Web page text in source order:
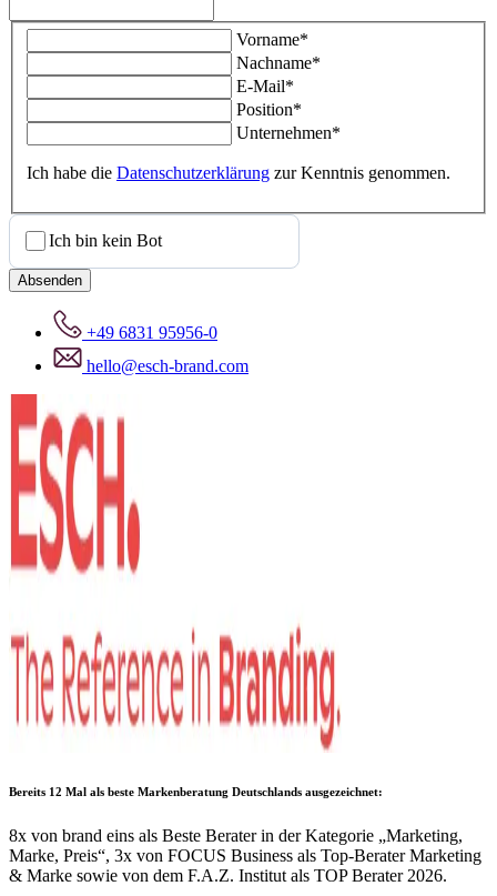
Vorname*
Nachname*
E-Mail*
Position*
Unternehmen*
Ich habe die Datenschutzerklärung zur Kenntnis genommen.
Ich bin kein Bot
Absenden
+49 6831 95956-0
hello@esch-brand.com
Bereits 12 Mal als beste Markenberatung Deutschlands ausgezeichnet:
8x von brand eins als Beste Berater in der Kategorie „Marketing,
Marke, Preis“, 3x von FOCUS Business als Top-Berater Marketing
& Marke sowie von dem F.A.Z. Institut als TOP Berater 2026.